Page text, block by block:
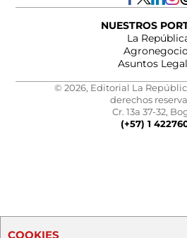
NUESTROS
La
Asuntos
© 2026, Editorial La
derechos
Cr. 13a 37-32,
(+57) 1
COOKIES